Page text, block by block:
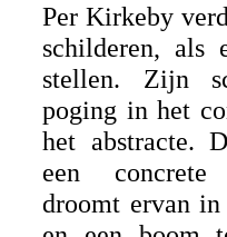
Per Kirkeby
schilderen, als
stellen. Zijn
poging in het
het abstracte.
een
droomt ervan